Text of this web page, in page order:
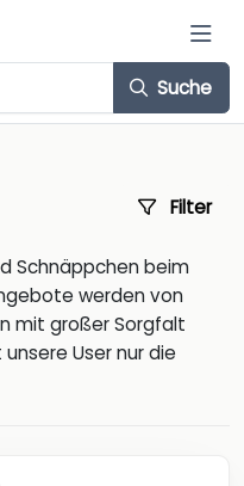
Suche
Filter
Schnäppchen beim
werden von
mit großer Sorgfalt
User nur die